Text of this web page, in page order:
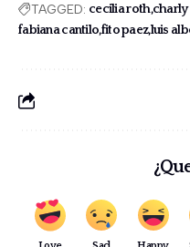
TAGGED: cecilia rothcharly
fabiana cantilofito paezluis